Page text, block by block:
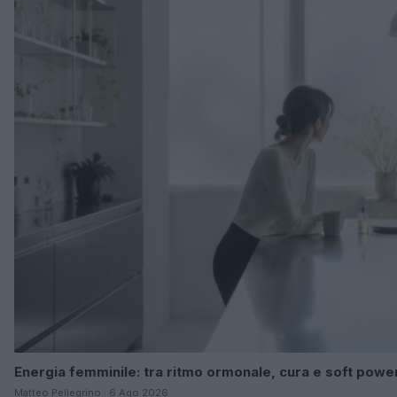
Energia femminile: tra ritmo ormonale, cura e soft
Matteo Pellegrino · 6 Ago 2026